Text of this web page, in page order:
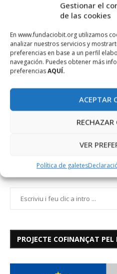
Gestionar el
de las cookies
En www.fundaciobit.org utilizamos
analizar nuestros servicios y
preferencias en base a un perfil
navegación. Puedes obtener más
preferenciasAQUÍ.
ACEPTAR
RECHAZAR
VER
Política de galetes
PROJECTE COFINANÇAT